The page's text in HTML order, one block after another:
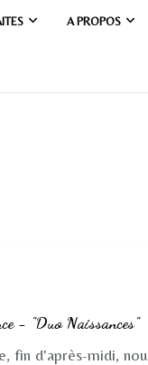
A PROPOS
- "Duo Naissances"
fin d'après-midi,